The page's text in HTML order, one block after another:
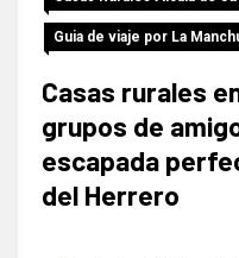
Guia de viaje por La
Casas rurales
grupos de
escapada
del Herrero